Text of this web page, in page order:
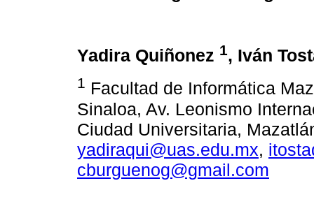
Yadira Quiñonez 1, Iván
1 Facultad de Informática
Sinaloa, Av. Leonismo
Ciudad Universitaria,
yadiraqui@uas.edu.mx,
cburguenog@gmail.com